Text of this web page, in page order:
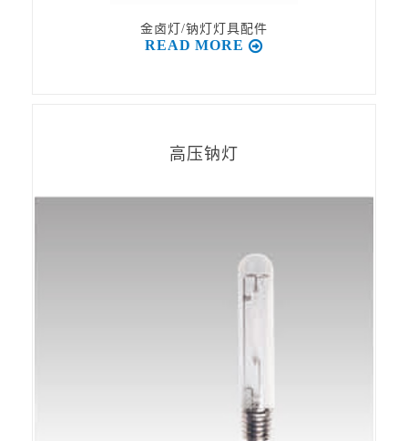
金卤灯/钠灯灯具配件
READ MORE
高压钠灯